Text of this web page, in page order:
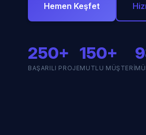
Hemen Keşfet
250+
BAŞARILI PROJE
150+
MUTLU MÜŞTERI